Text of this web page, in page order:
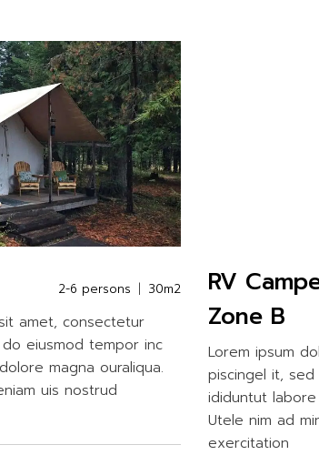
2-6 persons 30m2
amet, consectetur
eiusmod tempor inc
magna ouraliqua.
uis nostrud
RV
Zone B
Lorem ipsum
piscingel it,
ididuntut
Utele nim ad
exercitation